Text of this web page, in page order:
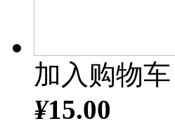
加入购物车
¥15.00